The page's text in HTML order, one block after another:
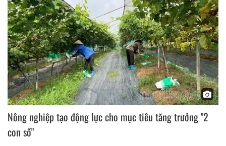
Nông nghiệp tạo động lực cho mục tiêu tăng trưởng "2
con số"